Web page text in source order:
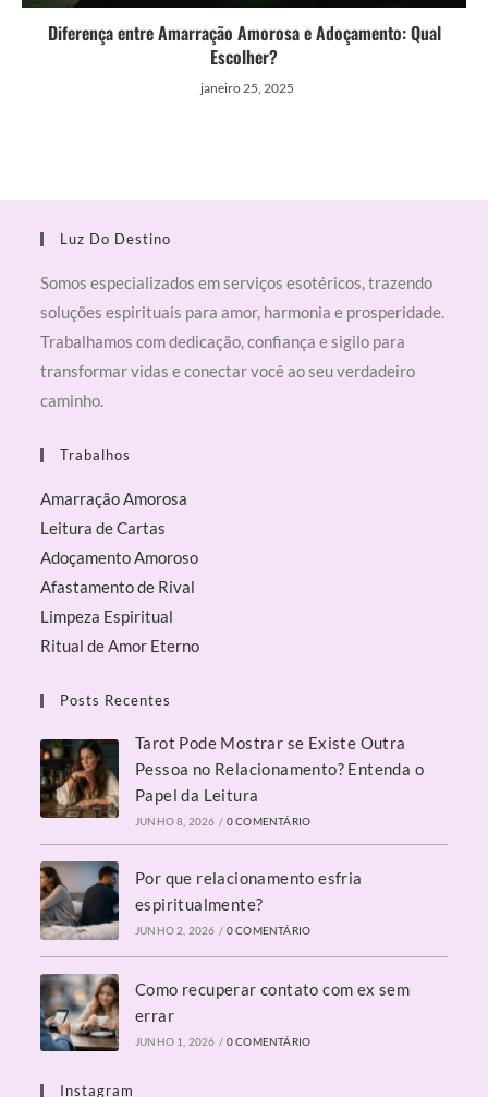
Diferença entre Amarração Amorosa e Adoçamento: Qual
Escolher?
janeiro 25, 2025
Luz Do Destino
Somos especializados em serviços esotéricos, trazendo
soluções espirituais para amor, harmonia e prosperidade.
Trabalhamos com dedicação, confiança e sigilo para
transformar vidas e conectar você ao seu verdadeiro
caminho.
Trabalhos
Amarração Amorosa
Leitura de Cartas
Adoçamento Amoroso
Afastamento de Rival
Limpeza Espiritual
Ritual de Amor Eterno
Posts Recentes
Tarot Pode Mostrar se Existe Outra
Pessoa no Relacionamento? Entenda o
Papel da Leitura
JUNHO 8, 2026 / 0 COMENTÁRIO
Por que relacionamento esfria
espiritualmente?
JUNHO 2, 2026 / 0 COMENTÁRIO
Como recuperar contato com ex sem
errar
JUNHO 1, 2026 / 0 COMENTÁRIO
Instagram